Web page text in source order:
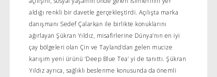
aldığı renkli bir davetle gerçekleştirdi. Açılışta marka
danışmanı Sedef Çalarkan ile birlikte konuklarını
ağırlayan Şükran Yıldız, misafirlerine Dünya’nın en iyi
çay bölgeleri olan Çin ve Tayland’dan gelen mucize
karışım yeni ürünü ‘Deep Blue Tea’ yi de tanıttı. Şükran
Yıldız ayrıca, sağlıklı beslenme konusunda da önemli